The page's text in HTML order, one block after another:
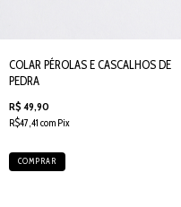
COLAR PÉROLAS E CASCALHOS DE
PEDRA
R$ 49,90
R$47,41 com Pix
COMPRAR